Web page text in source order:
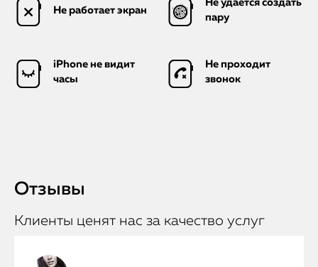
Не работает экран
Не удается создать
пару
iPhone не видит
часы
Не проходит
звонок
Отзывы
Клиенты ценят нас за качество услуг